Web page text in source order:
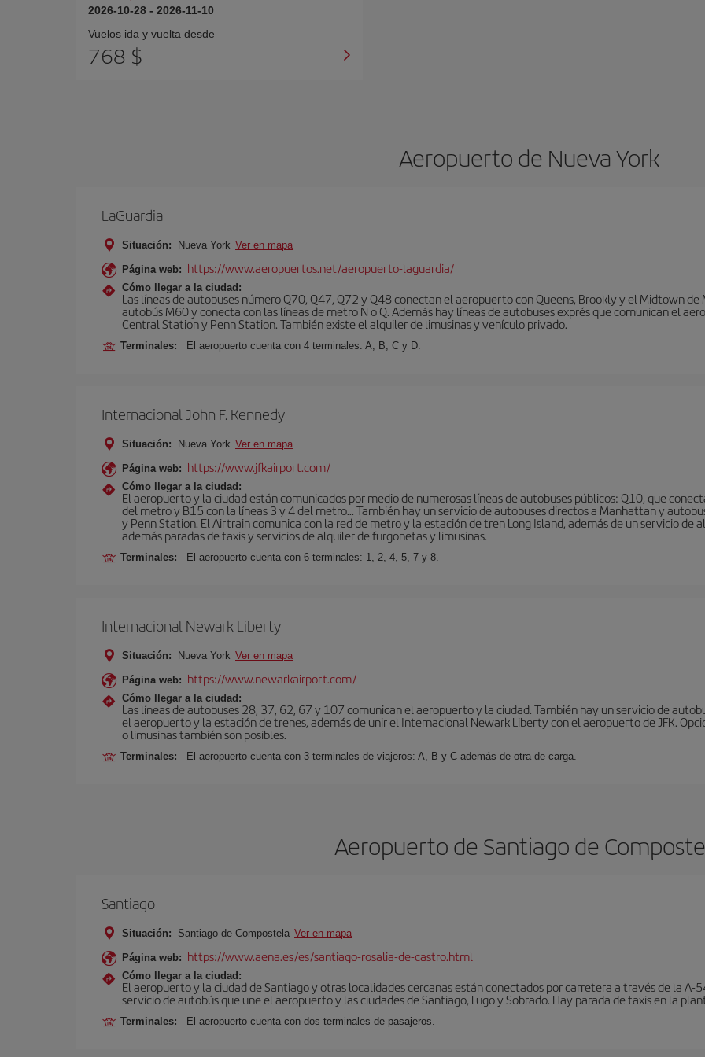
2026-10-28 - 2026-11-10
Vuelos ida y vuelta desde
768 $
Aeropuerto de Nueva York
LaGuardia
Situación: Nueva York Ver en mapa
Página web: https://www.aeropuertos.net/aeropuerto-laguardia/
Cómo llegar a la ciudad:
Las líneas de autobuses número Q70, Q47, Q72 y Q48 conectan el aeropuerto con Queens, Brookly y el Midtown
autobús M60 y conecta con las líneas de metro N o Q. Además hay líneas de autobuses exprés que comunican el
Central Station y Penn Station. También existe el alquiler de limusinas y vehículo privado.
Terminales: El aeropuerto cuenta con 4 terminales: A, B, C y D.
Internacional John F. Kennedy
Situación: Nueva York Ver en mapa
Página web: https://www.jfkairport.com/
Cómo llegar a la ciudad:
El aeropuerto y la ciudad están comunicados por medio de numerosas líneas de autobuses públicos: Q10, que
del metro y B15 con la líneas 3 y 4 del metro… También hay un servicio de autobuses directos a Manhattan y
y Penn Station. El Airtrain comunica con la red de metro y la estación de tren Long Island, además de un servicio
además paradas de taxis y servicios de alquiler de furgonetas y limusinas.
Terminales: El aeropuerto cuenta con 6 terminales: 1, 2, 4, 5, 7 y 8.
Internacional Newark Liberty
Situación: Nueva York Ver en mapa
Página web: https://www.newarkairport.com/
Cómo llegar a la ciudad:
Las líneas de autobuses 28, 37, 62, 67 y 107 comunican el aeropuerto y la ciudad. También hay un servicio de
el aeropuerto y la estación de trenes, además de unir el Internacional Newark Liberty con el aeropuerto de JFK.
o limusinas también son posibles.
Terminales: El aeropuerto cuenta con 3 terminales de viajeros: A, B y C además de otra de carga.
Aeropuerto de Santiago de
Santiago
Situación: Santiago de Compostela Ver en mapa
Página web: https://www.aena.es/es/santiago-rosalia-de-castro.html
Cómo llegar a la ciudad:
El aeropuerto y la ciudad de Santiago y otras localidades cercanas están conectados por carretera a través de la A-
servicio de autobús que une el aeropuerto y las ciudades de Santiago, Lugo y Sobrado. Hay parada de taxis en la
Terminales: El aeropuerto cuenta con dos terminales de pasajeros.